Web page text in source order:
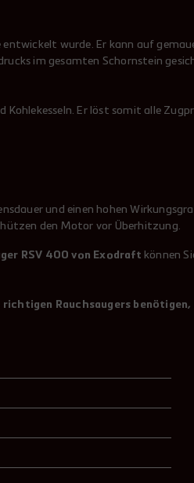
wurde. Er kann auf
im gesamten Schornstein
Er löst somit alle
und einen hohen
den Motor vor Überhitzung.
RSV 400 von Exodraft können
richtigen Rauchsaugers